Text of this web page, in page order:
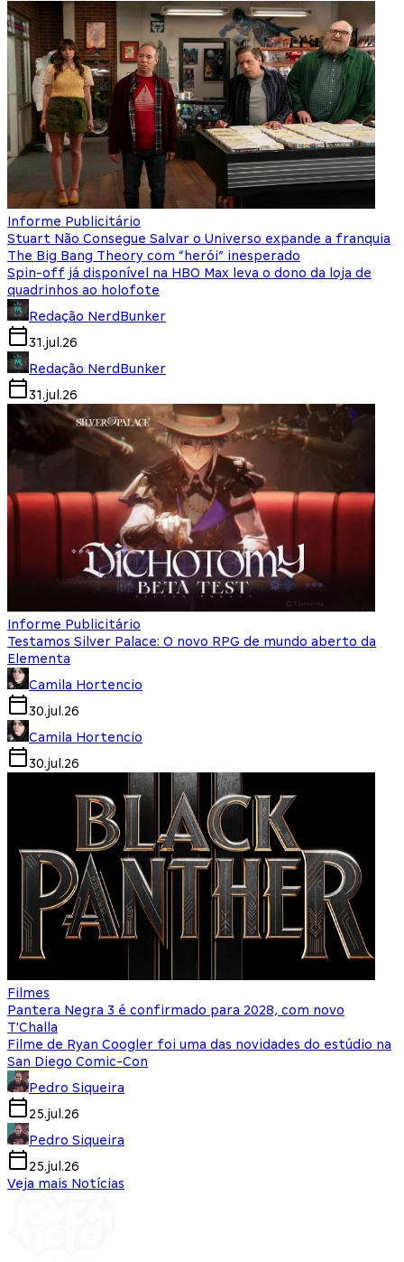
Informe Publicitário
Stuart Não Consegue Salvar o Universo expande a franquia
The Big Bang Theory com “herói” inesperado
Spin-off já disponível na HBO Max leva o dono da loja de
quadrinhos ao holofote
Redação NerdBunker
31.jul.26
Redação NerdBunker
31.jul.26
Informe Publicitário
Testamos Silver Palace: O novo RPG de mundo aberto da
Elementa
Camila Hortencio
30.jul.26
Camila Hortencio
30.jul.26
Filmes
Pantera Negra 3 é confirmado para 2028, com novo
T'Challa
Filme de Ryan Coogler foi uma das novidades do estúdio na
San Diego Comic-Con
Pedro Siqueira
25.jul.26
Pedro Siqueira
25.jul.26
Veja mais Notícias